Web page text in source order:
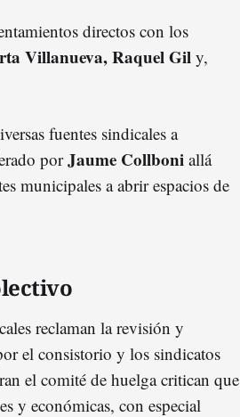
directos con los
Villanueva, Raquel Gil y,
fuentes sindicales a
porJaume Collboni allá
municipales a abrir espacios de
reclaman la revisión y
el consistorio y los sindicatos
el comité de huelga critican que
y económicas, con especial